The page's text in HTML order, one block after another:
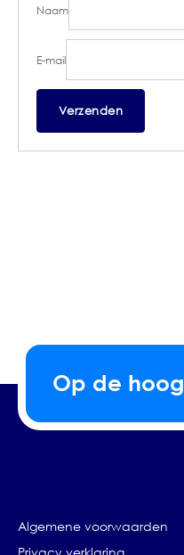
Naam
E-mail
Op de
Algemene voorwaarden